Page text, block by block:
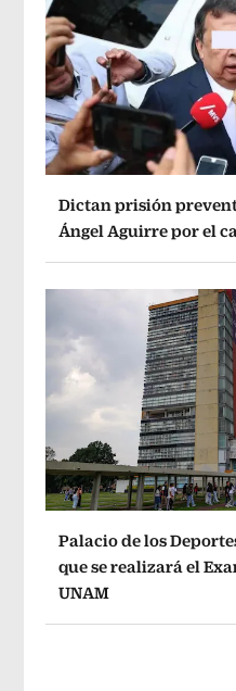
Dictan prisión
Ángel Aguirre por el
Palacio de los
que se realizará el
UNAM